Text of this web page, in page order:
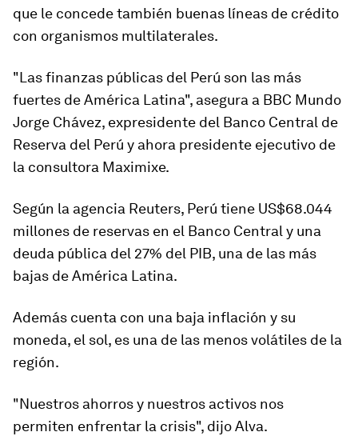
que le concede también buenas líneas de crédito
con organismos multilaterales.
"Las finanzas públicas del Perú son las más
fuertes de América Latina", asegura a BBC Mundo
Jorge Chávez, expresidente del Banco Central de
Reserva del Perú y ahora presidente ejecutivo de
la consultora Maximixe.
Según la agencia Reuters, Perú tiene US$68.044
millones de reservas en el Banco Central y una
deuda pública del 27% del PIB, una de las más
bajas de América Latina.
Además cuenta con una baja inflación y su
moneda, el sol, es una de las menos volátiles de la
región.
"Nuestros ahorros y nuestros activos nos
permiten enfrentar la crisis", dijo Alva.